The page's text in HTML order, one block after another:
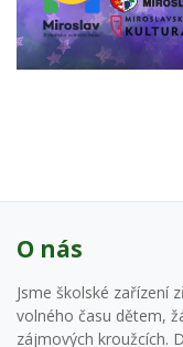
O nás
Jsme školské zařízení
volného času dětem,
zájmových kroužcích.